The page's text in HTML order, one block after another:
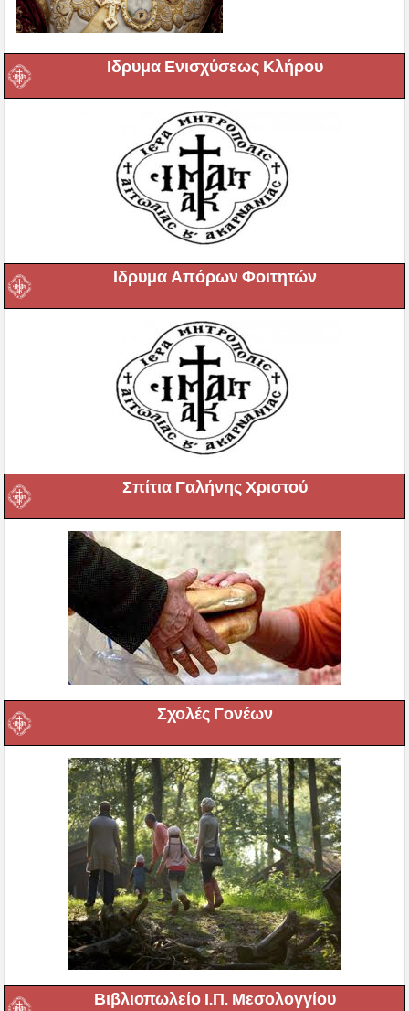
Ιδρυμα Ενισχύσεως Κλήρου
Ιδρυμα Απόρων Φοιτητών
Σπίτια Γαλήνης Χριστού
Σχολές Γονέων
Βιβλιοπωλείο Ι.Π. Μεσολογγίου